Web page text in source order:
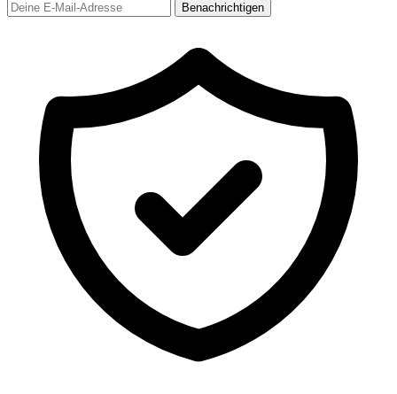
Benachrichtigen